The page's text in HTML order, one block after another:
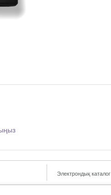
Электрондық каталог